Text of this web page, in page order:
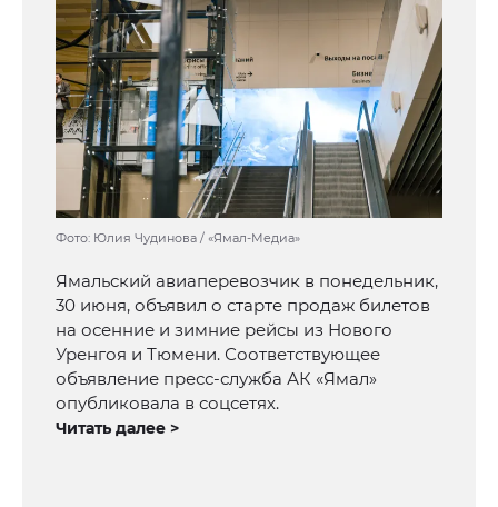
Фото: Юлия Чудинова / «Ямал-Медиа»
Ямальский авиаперевозчик в понедельник,
30 июня, объявил о старте продаж билетов
на осенние и зимние рейсы из Нового
Уренгоя и Тюмени. Соответствующее
объявление пресс-служба АК «Ямал»
опубликовала в соцсетях.
Читать далее >